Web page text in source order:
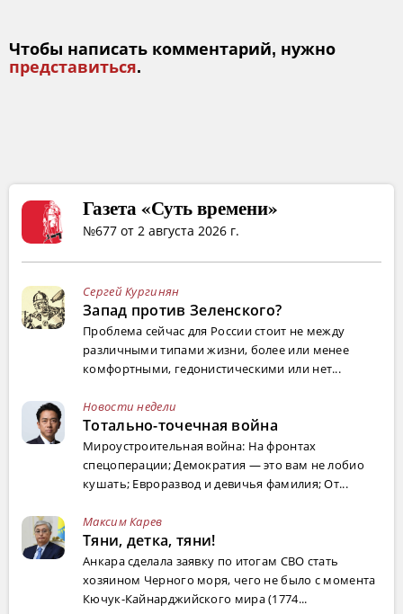
Чтобы написать комментарий, нужно
представиться.
Газета «Суть времени»
№677 от 2 августа 2026 г.
Сергей Кургинян
Запад против Зеленского?
Проблема сейчас для России стоит не между
различными типами жизни, более или менее
комфортными, гедонистическими или нет...
Новости недели
Тотально-точечная война
Мироустроительная война: На фронтах
спецоперации; Демократия — это вам не лобио
кушать; Евроразвод и девичья фамилия; От...
Максим Карев
Тяни, детка, тяни!
Анкара сделала заявку по итогам СВО стать
хозяином Черного моря, чего не было с момента
Кючук-Кайнарджийского мира (1774...